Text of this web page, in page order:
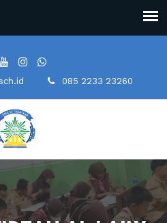
085 2233 23260